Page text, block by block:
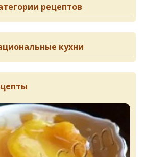
рецептов
кухни